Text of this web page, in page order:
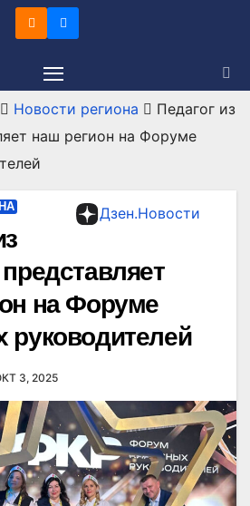
Новости региона
Педагог из
наш регион на Форуме
Дзен.Новости
на Форуме
руководителей
3, 2025